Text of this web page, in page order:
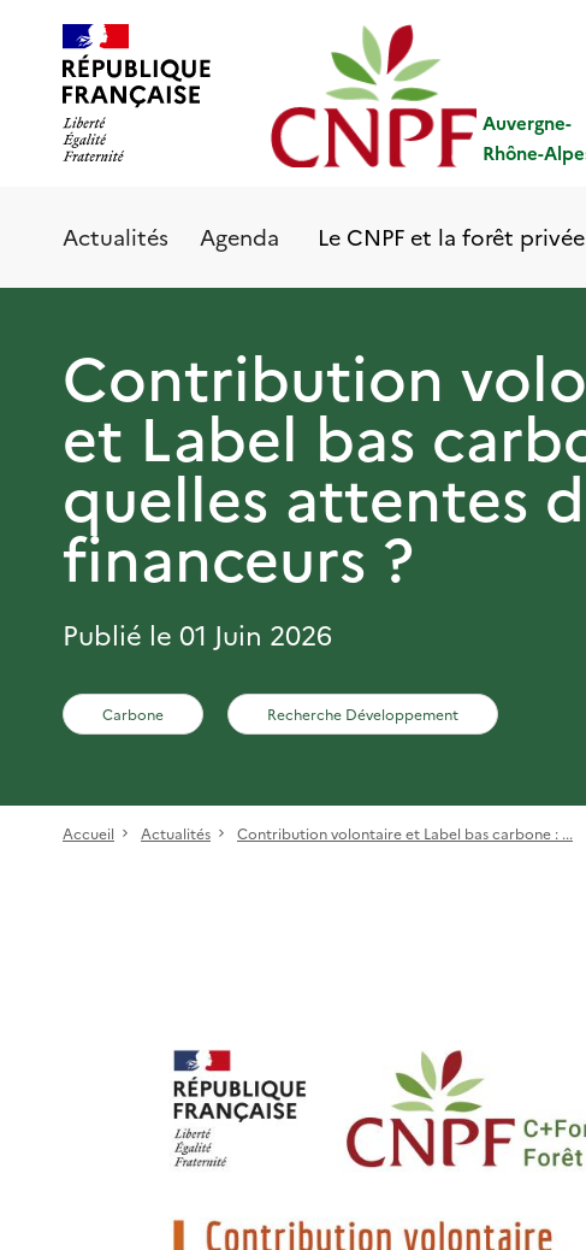
contenu
principal
Auvergne-
Rhône-
Actualités Agenda Le CNPF et la forêt privée
Contribution
et Label bas
quelles attentes
financeurs ?
Publié le 01 Juin 2026
Carbone Recherche Développement
Accueil Actualités Contribution volontaire et Label bas carbone : ...